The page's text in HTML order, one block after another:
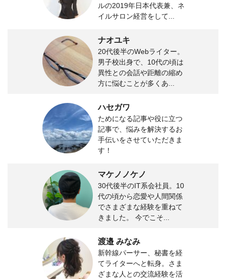
ルの2019年日本代表兼、ネ
イルサロン経営をして...
ナオユキ
20代後半のWebライター。
男子校出身で、10代の頃は
異性との会話や距離の縮め
方に悩むことが多くあ...
ハセガワ
ためになる記事や役に立つ
記事で、悩みを解決するお
手伝いをさせていただきま
す！
マケノノケノ
30代後半のIT系会社員。10
代の頃から恋愛や人間関係
でさまざまな経験を重ねて
きました。 今でこそ...
渡邉 みなみ
新幹線パーサー、秘書を経
てライターへと転身。さま
ざまな人との交流経験を活